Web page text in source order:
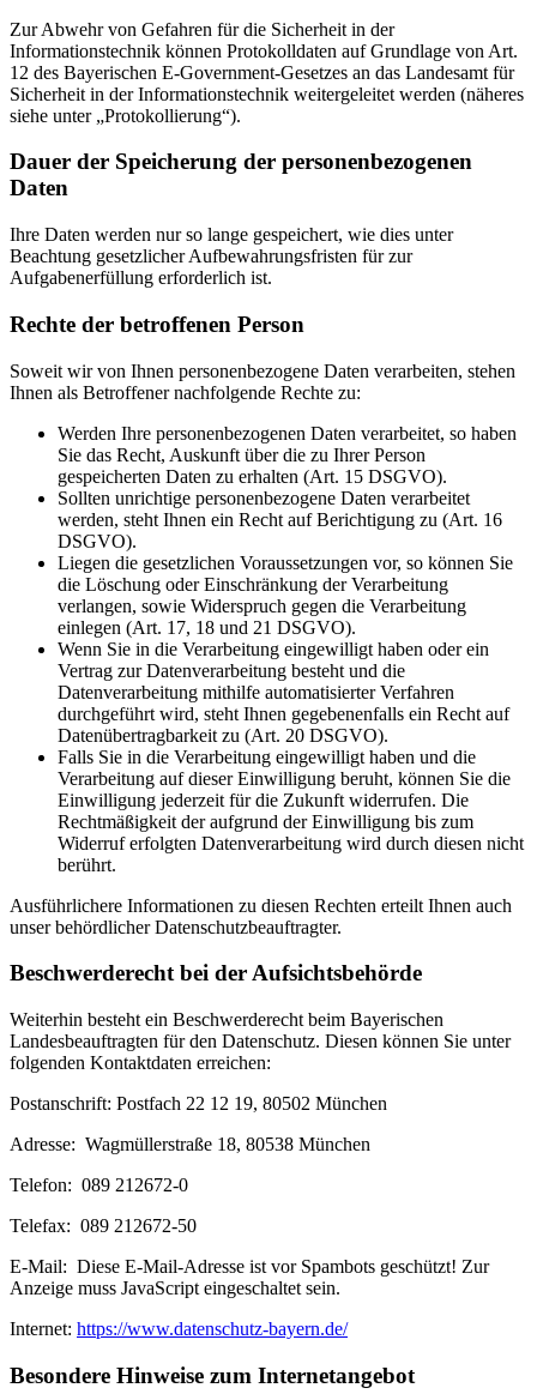
Zur Abwehr von Gefahren für die Sicherheit in der
Informationstechnik können Protokolldaten auf Grundlage von Art.
12 des Bayerischen E-Government-Gesetzes an das Landesamt für
Sicherheit in der Informationstechnik weitergeleitet werden (näheres
siehe unter „Protokollierung“).
Dauer der Speicherung der personenbezogenen
Daten
Ihre Daten werden nur so lange gespeichert, wie dies unter
Beachtung gesetzlicher Aufbewahrungsfristen für zur
Aufgabenerfüllung erforderlich ist.
Rechte der betroffenen Person
Soweit wir von Ihnen personenbezogene Daten verarbeiten, stehen
Ihnen als Betroffener nachfolgende Rechte zu:
Werden Ihre personenbezogenen Daten verarbeitet, so haben
Sie das Recht, Auskunft über die zu Ihrer Person
gespeicherten Daten zu erhalten (Art. 15 DSGVO).
Sollten unrichtige personenbezogene Daten verarbeitet
werden, steht Ihnen ein Recht auf Berichtigung zu (Art. 16
DSGVO).
Liegen die gesetzlichen Voraussetzungen vor, so können Sie
die Löschung oder Einschränkung der Verarbeitung
verlangen, sowie Widerspruch gegen die Verarbeitung
einlegen (Art. 17, 18 und 21 DSGVO).
Wenn Sie in die Verarbeitung eingewilligt haben oder ein
Vertrag zur Datenverarbeitung besteht und die
Datenverarbeitung mithilfe automatisierter Verfahren
durchgeführt wird, steht Ihnen gegebenenfalls ein Recht auf
Datenübertragbarkeit zu (Art. 20 DSGVO).
Falls Sie in die Verarbeitung eingewilligt haben und die
Verarbeitung auf dieser Einwilligung beruht, können Sie die
Einwilligung jederzeit für die Zukunft widerrufen. Die
Rechtmäßigkeit der aufgrund der Einwilligung bis zum
Widerruf erfolgten Datenverarbeitung wird durch diesen nicht
berührt.
Ausführlichere Informationen zu diesen Rechten erteilt Ihnen auch
unser behördlicher Datenschutzbeauftragter.
Beschwerderecht bei der Aufsichtsbehörde
Weiterhin besteht ein Beschwerderecht beim Bayerischen
Landesbeauftragten für den Datenschutz. Diesen können Sie unter
folgenden Kontaktdaten erreichen:
Postanschrift: Postfach 22 12 19, 80502 München
Adresse: Wagmüllerstraße 18, 80538 München
Telefon: 089 212672-0
Telefax: 089 212672-50
E-Mail: Diese E-Mail-Adresse ist vor Spambots geschützt! Zur
Anzeige muss JavaScript eingeschaltet sein.
Internet: https://www.datenschutz-bayern.de/
Besondere Hinweise zum Internetangebot